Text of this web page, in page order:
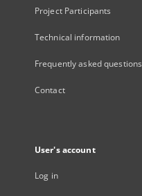
Project Participants
Technical information
Frequently asked questions
Contact
User's account
Log in